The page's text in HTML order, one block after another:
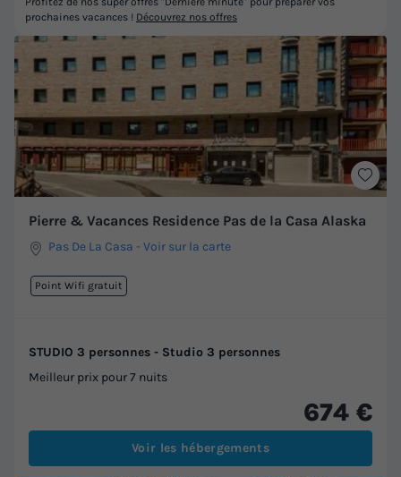
Pierre & Vacances Residence Pas de la Casa Alaska
Pas De La Casa -Voir sur la carte
Point Wifi gratuit
STUDIO 3 personnes - Studio 3 personnes
Meilleur prix pour 7 nuits
674 €
Voir les hébergements
prochaines vacances ! Découvrez nos offres